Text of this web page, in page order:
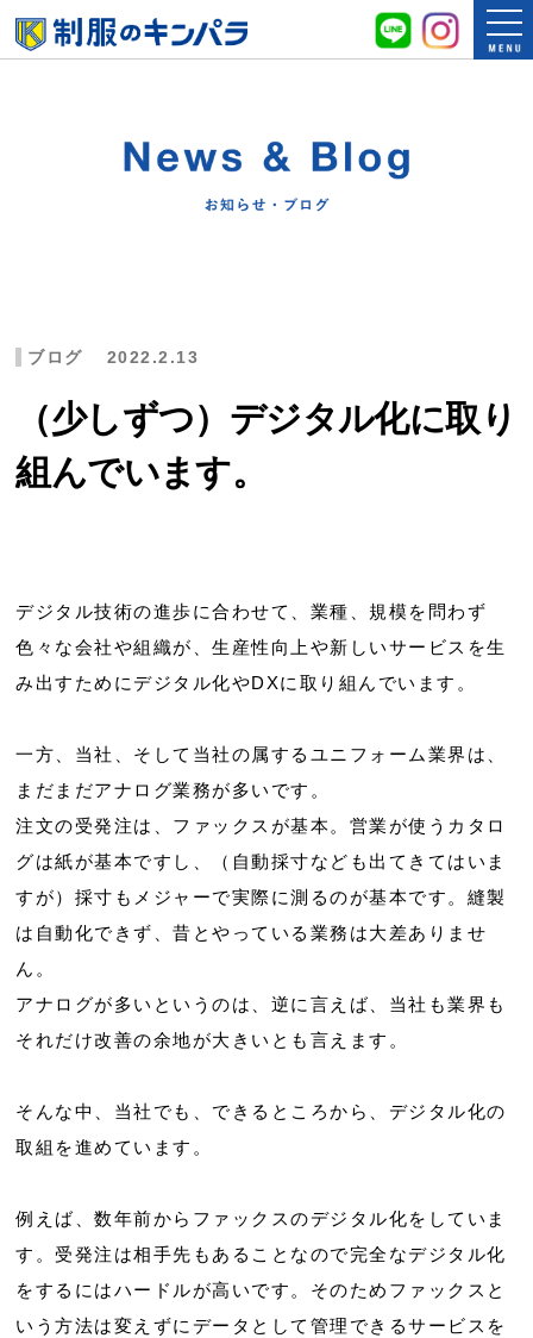
ブログ 2022.2.13
（少しずつ）デジタル化に取り
組んでいます。
デジタル技術の進歩に合わせて、業種、規模を問わず
色々な会社や組織が、生産性向上や新しいサービスを生
み出すためにデジタル化やDXに取り組んでいます。
一方、当社、そして当社の属するユニフォーム業界は、
まだまだアナログ業務が多いです。
注文の受発注は、ファックスが基本。営業が使うカタロ
グは紙が基本ですし、（自動採寸なども出てきてはいま
すが）採寸もメジャーで実際に測るのが基本です。縫製
は自動化できず、昔とやっている業務は大差ありませ
ん。
アナログが多いというのは、逆に言えば、当社も業界も
それだけ改善の余地が大きいとも言えます。
そんな中、当社でも、できるところから、デジタル化の
取組を進めています。
例えば、数年前からファックスのデジタル化をしていま
す。受発注は相手先もあることなので完全なデジタル化
をするにはハードルが高いです。そのためファックスと
いう方法は変えずにデータとして管理できるサービスを